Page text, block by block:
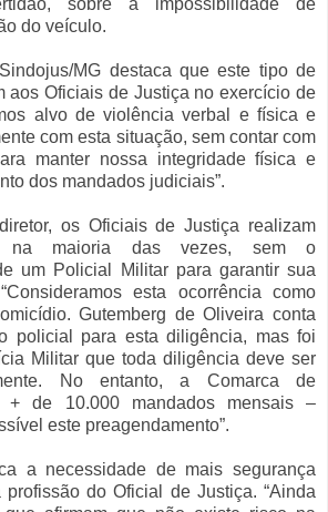
do veículo.
MG destaca que este tipo de
aos Oficiais de Justiça no exercício de
alvo de violência verbal e física e
com esta situação, sem contar com
manter nossa integridade física e
dos mandados judiciais”.
os Oficiais de Justiça realizam
na maioria das vezes, sem o
um Policial Militar para garantir sua
esta ocorrência como
Gutemberg de Oliveira conta
policial para esta diligência, mas foi
Militar que toda diligência deve ser
No entanto, a Comarca de
+ de 10.000 mandados mensais –
este preagendamento”.
a necessidade de mais segurança
do Oficial de Justiça. “Ainda